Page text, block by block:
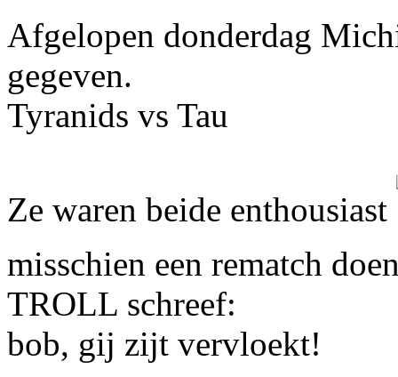
Afgelopen donderdag
gegeven.
Tyranids vs Tau
Ze waren beide enthousiast
misschien een rematch
TROLL schreef:
bob, gij zijt vervloekt!